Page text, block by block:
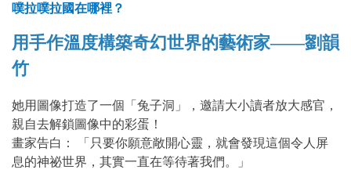
噗拉噗拉國在哪裡？
用手作溫度構築奇幻世界的藝術家——劉韻
竹
她用圖像打造了一個「兔子洞」，邀請大小讀者放大感官，
親自去解鎖圖像中的彩蛋！
畫家告白： 「只要你願意敞開心靈，就會發現這個令人屏
息的神祕世界，其實一直在等待著我們。」